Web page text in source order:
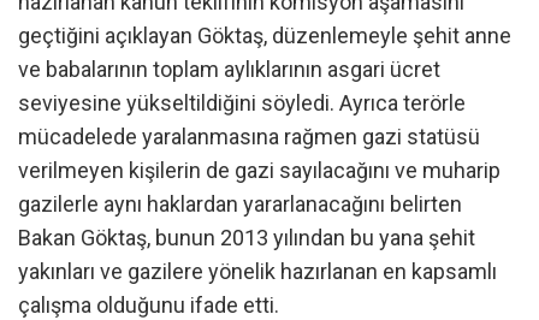
geçtiğini açıklayan Göktaş, düzenlemeyle şehit anne
ve babalarının toplam aylıklarının asgari ücret
seviyesine yükseltildiğini söyledi. Ayrıca terörle
mücadelede yaralanmasına rağmen gazi statüsü
verilmeyen kişilerin de gazi sayılacağını ve muharip
gazilerle aynı haklardan yararlanacağını belirten
Bakan Göktaş, bunun 2013 yılından bu yana şehit
yakınları ve gazilere yönelik hazırlanan en kapsamlı
çalışma olduğunu ifade etti.